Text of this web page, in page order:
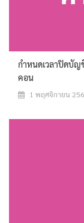
กำหนดเวลาปิดบัญ
คอน
1 พฤศจิกายน